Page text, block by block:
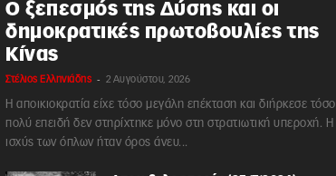
Ο ξεπεσμός της Δύσης και οι
δημοκρατικές πρωτοβουλίες της
Κίνας
Στέλιος Ελληνιάδης - 2 Αυγούστου, 2026
Η αποικιοκρατία είχε τόσο μεγάλη επέκταση και διήρκεσε τόσο
πολύ επειδή δεν στηρίχτηκε μόνο στη στρατιωτική υπεροχή. Η
ισχύς των όπλων ήταν όρος άνευ...